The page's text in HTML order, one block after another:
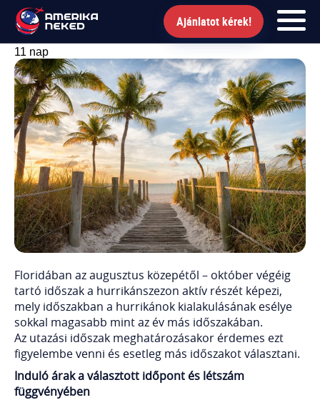
FŐOLDAL
UTAK
HÍRLEVÉL
BLOG
RÓLUNK
KÉPEK
Ajánlatot kérek!
Ajánlatot kérek!
Florida körút
11 nap
Floridában az augusztus közepétől – október végéig
tartó időszak a hurrikánszezon aktív részét képezi,
mely időszakban a hurrikánok kialakulásának esélye
sokkal magasabb mint az év más időszakában.
Az utazási időszak meghatározásakor érdemes ezt
figyelembe venni és esetleg más időszakot választani.
Induló árak a választott időpont és létszám
függvényében